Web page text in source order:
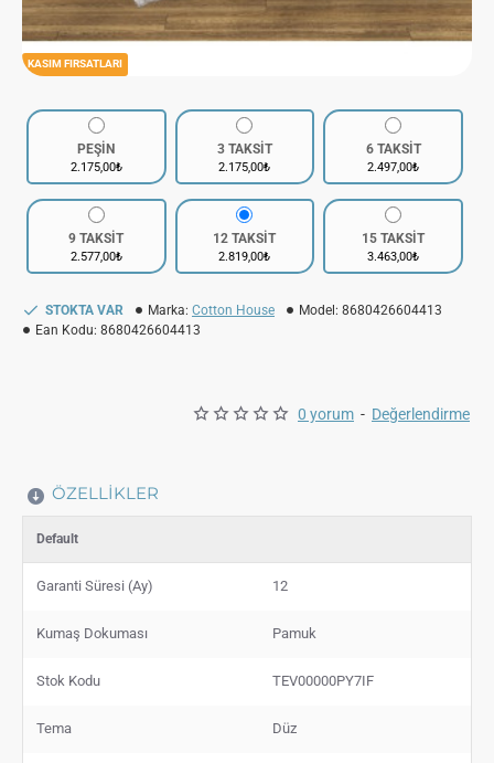
KASIM FIRSATLARI
0 yorum - Değerlendirme
PEŞİN
2.175,00₺
3 TAKSİT
2.175,00₺
6 TAKSİT
2.497,00₺
9 TAKSİT
2.577,00₺
12 TAKSİT
2.819,00₺
15 TAKSİT
3.463,00₺
STOKTA VAR Marka: Cotton House Model: 8680426604413
Ean Kodu: 8680426604413
ÖZELLIKLER
Default
Garanti Süresi (Ay) 12
Kumaş Dokuması Pamuk
Stok Kodu TEV00000PY7IF
Tema Düz